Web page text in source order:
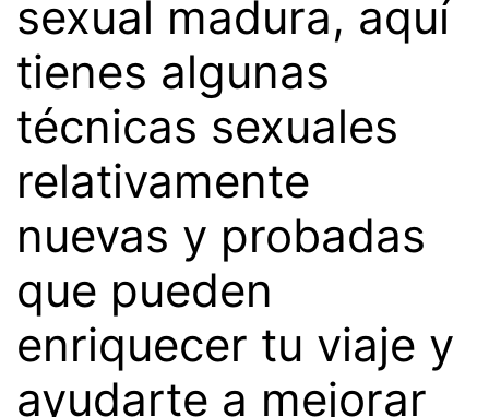
sexual madura, aquí
tienes algunas
técnicas sexuales
relativamente
nuevas y probadas
que pueden
enriquecer tu viaje y
ayudarte a mejorar